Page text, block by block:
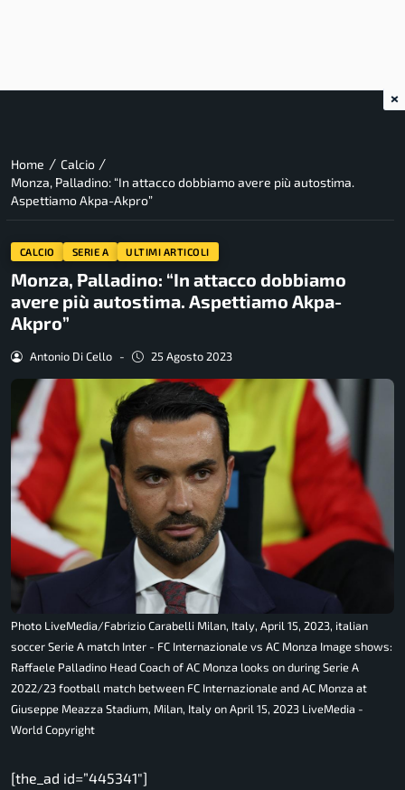
Home / Calcio /
Monza, Palladino: “In attacco dobbiamo avere più autostima.
Aspettiamo Akpa-Akpro”
CALCIO SERIE A ULTIMI ARTICOLI
Monza, Palladino: “In attacco dobbiamo
avere più autostima. Aspettiamo Akpa-
Akpro”
Antonio Di Cello - 25 Agosto 2023
Photo LiveMedia/Fabrizio Carabelli Milan, Italy, April 15, 2023, italian
soccer Serie A match Inter - FC Internazionale vs AC Monza Image shows:
Raffaele Palladino Head Coach of AC Monza looks on during Serie A
2022/23 football match between FC Internazionale and AC Monza at
Giuseppe Meazza Stadium, Milan, Italy on April 15, 2023 LiveMedia -
World Copyright
[the_ad id=”445341″]
×